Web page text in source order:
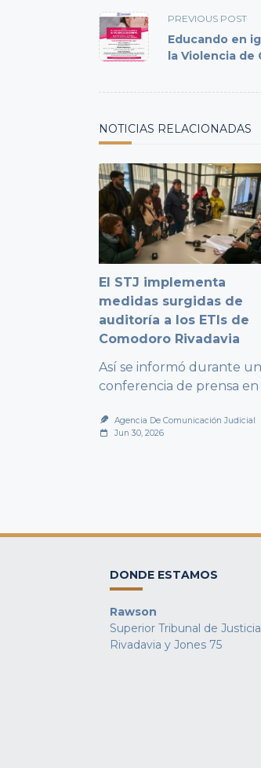
<span
class="nav-
subtitle
screen-
PREVIOUS POST
Educando en
la Violencia de
NOTICIAS RELACIONADAS
El STJ implementa
medidas surgidas de
auditoría a los ETIs de
Comodoro Rivadavia
Así se informó durante
conferencia de prensa en
Agencia De Comunicación Judicial
Jun 30, 2026
DONDE ESTAMOS
Rawson
Superior Tribunal de
Rivadavia y Jones 75